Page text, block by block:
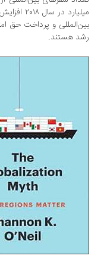
میلیارد در سال
و پرداخت حق امتیاز
هستند.